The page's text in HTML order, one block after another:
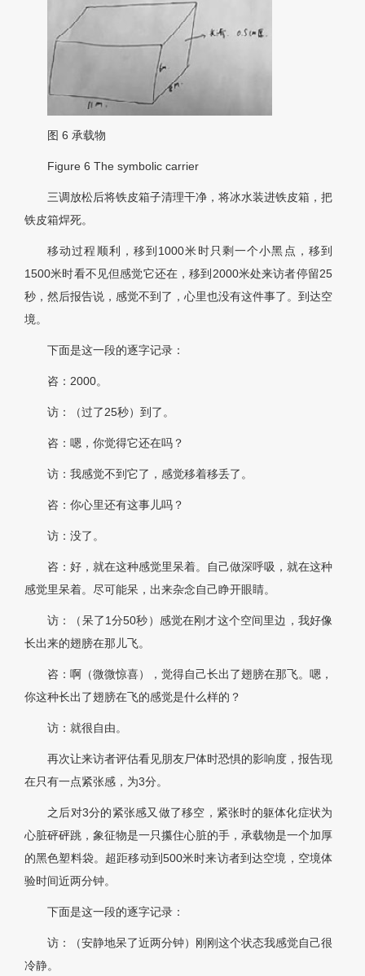
图 6 承载物
Figure 6 The symbolic carrier
三调放松后将铁皮箱子清理干净，将冰水装进铁皮箱，把
铁皮箱焊死。
移动过程顺利，移到1000米时只剩一个小黑点，移到
1500米时看不见但感觉它还在，移到2000米处来访者停留25
秒，然后报告说，感觉不到了，心里也没有这件事了。到达空
境。
下面是这一段的逐字记录：
咨：2000。
访：（过了25秒）到了。
咨：嗯，你觉得它还在吗？
访：我感觉不到它了，感觉移着移丢了。
咨：你心里还有这事儿吗？
访：没了。
咨：好，就在这种感觉里呆着。自己做深呼吸，就在这种
感觉里呆着。尽可能呆，出来杂念自己睁开眼睛。
访：（呆了1分50秒）感觉在刚才这个空间里边，我好像
长出来的翅膀在那儿飞。
咨：啊（微微惊喜），觉得自己长出了翅膀在那飞。嗯，
你这种长出了翅膀在飞的感觉是什么样的？
访：就很自由。
再次让来访者评估看见朋友尸体时恐惧的影响度，报告现
在只有一点紧张感，为3分。
之后对3分的紧张感又做了移空，紧张时的躯体化症状为
心脏砰砰跳，象征物是一只攥住心脏的手，承载物是一个加厚
的黑色塑料袋。超距移动到500米时来访者到达空境，空境体
验时间近两分钟。
下面是这一段的逐字记录：
访：（安静地呆了近两分钟）刚刚这个状态我感觉自己很
冷静。